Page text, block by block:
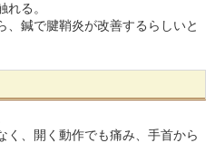
る。
、鍼で腱鞘炎が改善するらしいと
く、開く動作でも痛み、手首から